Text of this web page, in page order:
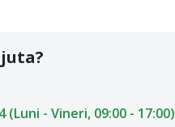
(Luni - Vineri, 09:00 - 17:00)